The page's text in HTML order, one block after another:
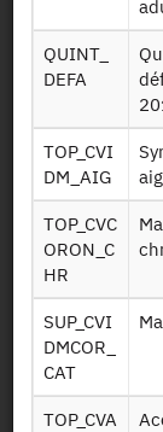
Mise à
Dessin de
Infoben2017
Ct ind g5 2016
QUINT_
DEFA
Quintile de
TOP_CVI
DM_AIG
Syndrome coronaire
TOP_CVC
ORON_C
HR
Maladie coronaire
SUP_CVI
DMCOR_
CAT
TOP_CVA
Accident vasculaire